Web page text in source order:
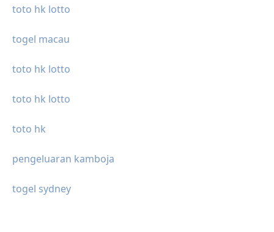
toto hk lotto
togel macau
toto hk lotto
toto hk lotto
toto hk
pengeluaran kamboja
togel sydney